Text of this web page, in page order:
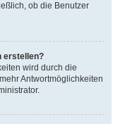
ob die Benutzer
erstellen?
wird durch die
Antwortmöglichkeiten